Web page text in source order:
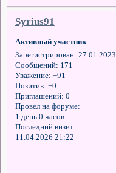
Syrius91
Активный участник
Зарегистрирован: 27.01.2023
Сообщений: 171
Уважение: +91
Позитив: +0
Приглашений: 0
Провел на форуме:
1 день 0 часов
Последний визит:
11.04.2026 21:22